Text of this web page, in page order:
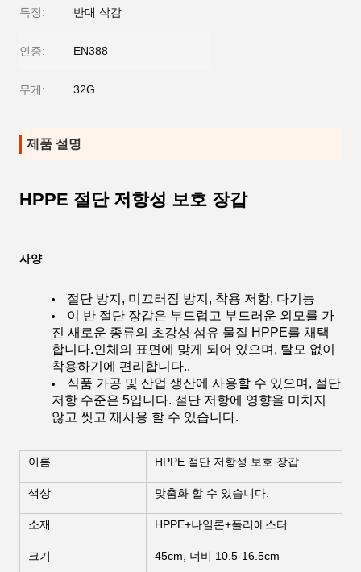
특징: 반대 삭감
인증: EN388
무게: 32G
제품 설명
HPPE 절단 저항성 보호 장갑
사양
절단 방지, 미끄러짐 방지, 착용 저항, 다기능
이 반 절단 장갑은 부드럽고 부드러운 외모를 가
진 새로운 종류의 초강성 섬유 물질 HPPE를 채택
합니다.인체의 표면에 맞게 되어 있으며, 탈모 없이
착용하기에 편리합니다..
식품 가공 및 산업 생산에 사용할 수 있으며, 절단
저항 수준은 5입니다. 절단 저항에 영향을 미치지
않고 씻고 재사용 할 수 있습니다.
이름 HPPE 절단 저항성 보호 장갑
색상 맞춤화 할 수 있습니다.
소재 HPPE+나일론+폴리에스터
크기 45cm, 너비 10.5-16.5cm